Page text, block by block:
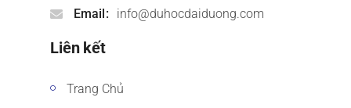
Email info@duhocdaiduong.com
Liên kết
Trang Chủ